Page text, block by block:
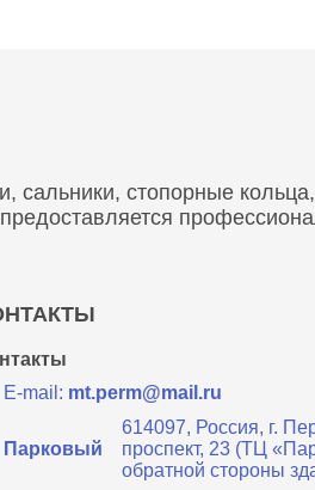
сальники, стопорные
E-mail: mt.perm@mail.ru
Парковый
614097, Россия, г.
проспект, 23 (ТЦ
обратной стороны